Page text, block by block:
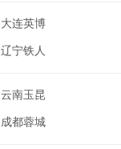
大连英博
辽宁铁人
云南玉昆
成都蓉城